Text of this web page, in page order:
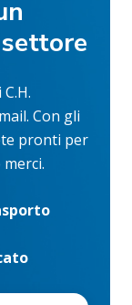
Con gli
pronti per